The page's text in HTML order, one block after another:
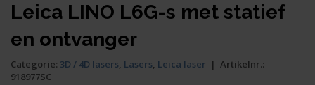
Leica LINO L6G-s met statief
en ontvanger
Categorie: 3D / 4D lasers, Lasers, Leica laser | Artikelnr.:
918977SC